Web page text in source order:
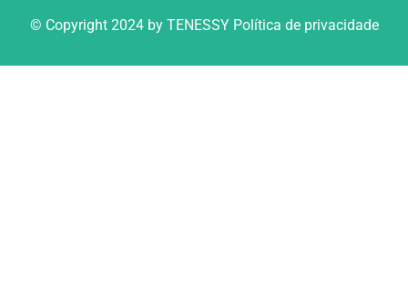
© Copyright 2024 by TENESSY Política de privacidade